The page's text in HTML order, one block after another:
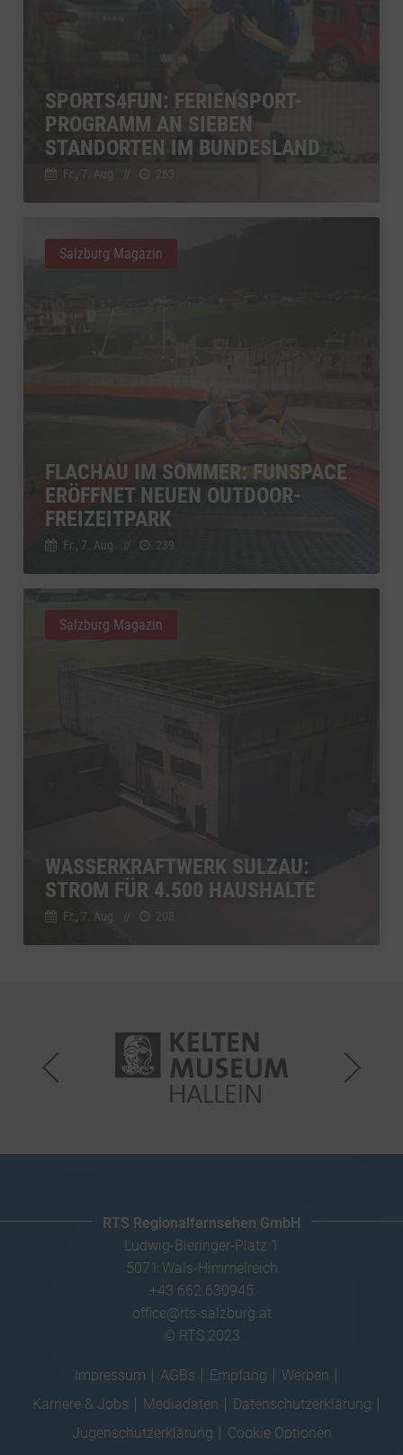
SPORTS4FUN: FERIENSPORT-
PROGRAMM AN SIEBEN
STANDORTEN IM BUNDESLAND
Fr., 7. Aug. 263
FLACHAU IM SOMMER: FUNSPACE
ERÖFFNET NEUEN OUTDOOR-
FREIZEITPARK
Fr., 7. Aug. // 239
Salzburg Magazin
WASSERKRAFTWERK SULZAU:
STROM FÜR 4.500 HAUSHALTE
Fr., 7. Aug.
Salzburg Magazin
RTS Regionalfernsehen GmbH
Ludwig-Bieringer-Platz 1
5071 Wals-Himmelreich
+43 662 630945
office@rts-salzburg.at
© RTS 2023
Impressum AGBs Empfang
Werben
Karriere & Jobs
Mediadaten
Datenschutzerklärung
Jugenschutzerklärung
Cookie Optionen